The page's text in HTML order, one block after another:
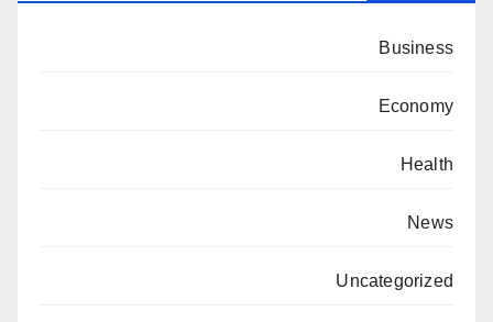
Business
Economy
Health
News
Uncategorized